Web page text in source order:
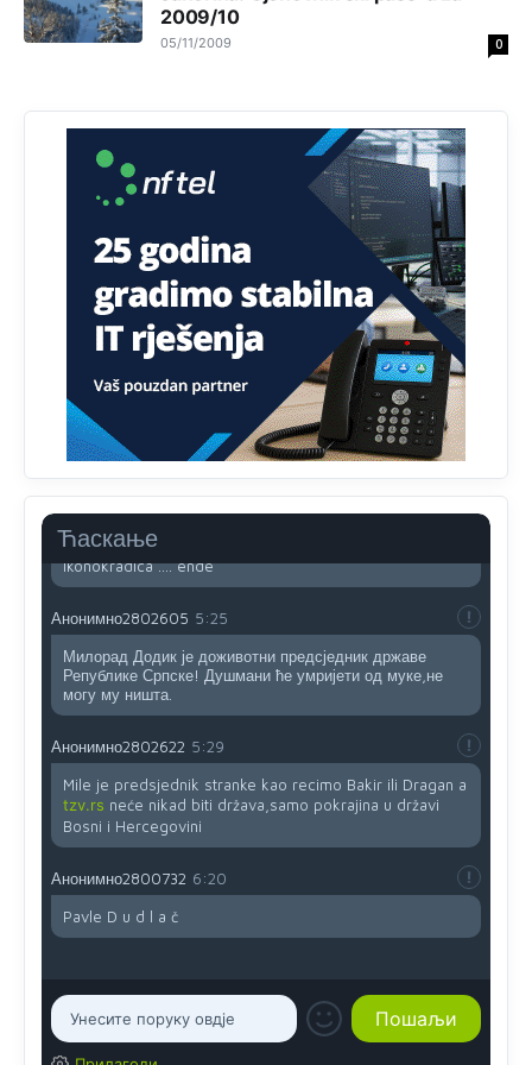
2009/10
05/11/2009 0
Ћаскање
Анонимно2798926 11:21
Ako tamo već ne živite. Topla preporuka paljanskog
yбиће га Били као зеца
Sto bogatiji-to skrtiji,sto tisi-to opasniji,sto pricivljiviji-to
gluplji,sto ljepsi-to razmazaniji,sto emotivniji-to
iskreniji,sto jaci- to bezdusniji,sto sladji u govoru-to
veci prevarant...
Анонимно2802132
Mnogi nesposobni ljudi su daleko dogurali. Ko je
nesposoban može raditi sve. Sposobni rade samo ono
što znaju.
....i onda su na tenkovima NATO pakta, na vlast došli
jedna baba i jedan švercer dezerter ratni profiter i
ikonokradica .... ende
Анонимно2802605 5:25
Милорад Додик је доживотни предсједник државе
Републике Српске! Душмани ће умријети од муке,не
могу му ништа.
Анонимно2802622 5:29
Mile je predsjednik stranke kao recimo Bakir ili Dragan a
tzv.rs neće nikad biti država,samo pokrajina u državi
Bosni i Hercegovini
Анонимно2800732 6:20
Pavle D u d l a č